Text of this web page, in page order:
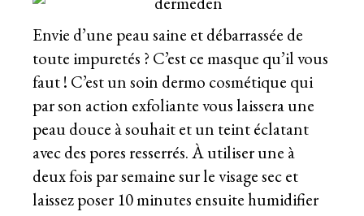
Envie d’une peau saine et débarrassée de
toute impuretés ? C’est ce masque qu’il vous
faut ! C’est un soin dermo cosmétique qui
par son action exfoliante vous laissera une
peau douce à souhait et un teint éclatant
avec des pores resserrés. À utiliser une à
deux fois par semaine sur le visage sec et
laissez poser 10 minutes ensuite humidifier